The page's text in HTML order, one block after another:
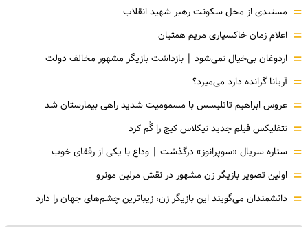
= مستندی از محل سکونت رهبر شهید انقلاب
= اعلام زمان خاکسپاری مریم همتیان
= اردوغان بی‌خیال نمی‌شود | بازداشت بازیگر مشهور مخالف دولت
= آریانا گرانده دارد می‌میرد؟
= عروس ابراهیم تاتلیسس با مسمومیت شدید راهی بیمارستان شد
= نتفلیکس فیلم جدید نیکلاس کیج را گُم کرد
= ستاره سریال «سوپرانوز» درگذشت | وداع با یکی از رفقای خوب
= اولین تصویر بازیگر زن مشهور در نقش مرلین مونرو
= دانشمندان می‌گویند این بازیگر زن، زیباترین چشم‌های جهان را دارد